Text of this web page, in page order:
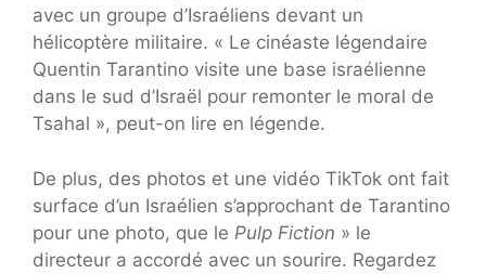
avec un groupe d’Israéliens devant un
hélicoptère militaire. « Le cinéaste légendaire
Quentin Tarantino visite une base israélienne
dans le sud d’Israël pour remonter le moral de
Tsahal », peut-on lire en légende.
De plus, des photos et une vidéo TikTok ont ​​fait
surface d’un Israélien s’approchant de Tarantino
pour une photo, que le Pulp Fiction » le
directeur a accordé avec un sourire. Regardez